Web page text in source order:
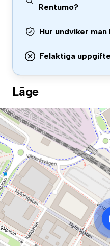
Rentumo?
Hur undviker
Felaktiga
Läge